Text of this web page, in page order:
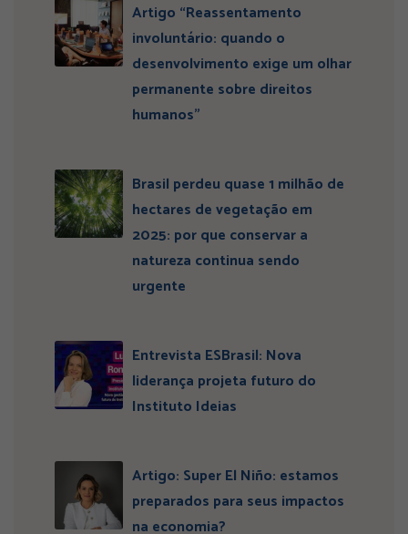
Artigo “Reassentamento
involuntário: quando o
desenvolvimento exige um olhar
permanente sobre direitos
humanos”
Brasil perdeu quase 1 milhão de
hectares de vegetação em
2025: por que conservar a
natureza continua sendo
urgente
Entrevista ESBrasil: Nova
liderança projeta futuro do
Instituto Ideias
Artigo: Super El Niño: estamos
preparados para seus impactos
na economia?